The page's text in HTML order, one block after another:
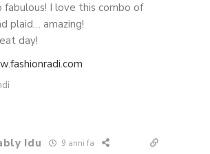
fabulous! I love this combo of
plaid… amazing!
day!
Idu 9 anni fa